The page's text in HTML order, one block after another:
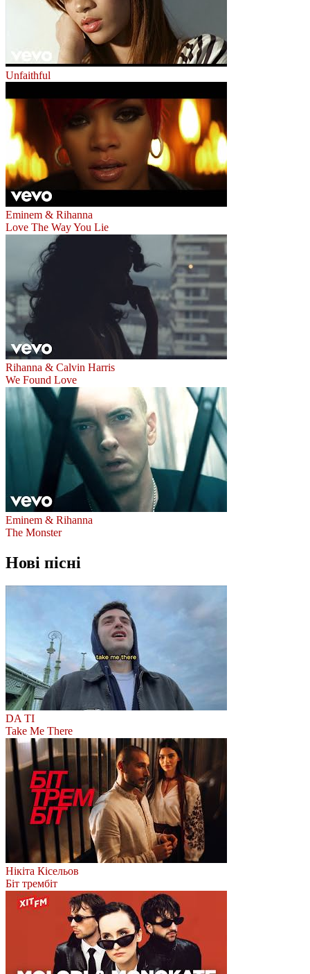
Unfaithful
Eminem & Rihanna
Love The Way You Lie
Rihanna & Calvin Harris
We Found Love
Eminem & Rihanna
The Monster
Нові пісні
DA TI
Take Me There
Нікіта Кісельов
Біт трембіт